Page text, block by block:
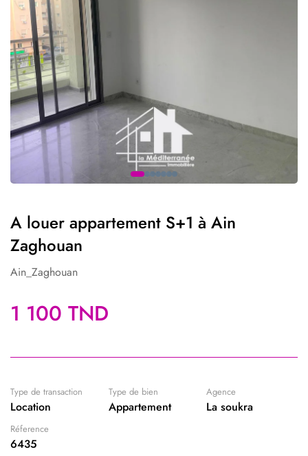
A louer appartement S+1 à Ain
Zaghouan
Ain_Zaghouan
1 100 TND
Type de transaction
Location
Type de bien
Appartement
Agence
La soukra
Réference
6435